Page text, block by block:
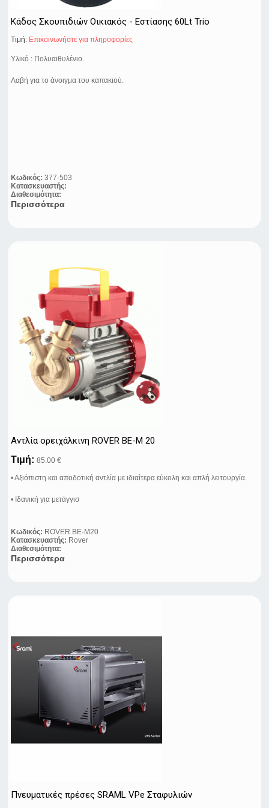
Κάδος Σκουπιδιών Οικιακός - Εστίασης 60Lt Trio
Τιμή: Eπικοινωνήστε για πληροφορίες
Υλικό : Πολυαιθυλένιο.
Λαβή για το άνοιγμα του καπακιού.
Κωδικός: 377-503
Κατασκευαστής:
Διαθεσιμότητα:
Περισσότερα
Αντλία ορειχάλκινη ROVER BE-M 20
Τιμή: 85.00 €
• Αξιόπιστη και αποδοτική αντλία με ιδιαίτερα εύκολη και απλή λειτουργία.
• Ιδανική για μετάγγισ
Κωδικός: ROVER BE-M20
Κατασκευαστής: Rover
Διαθεσιμότητα:
Περισσότερα
Πνευματικές πρέσες SRAML VPe Σταφυλιών